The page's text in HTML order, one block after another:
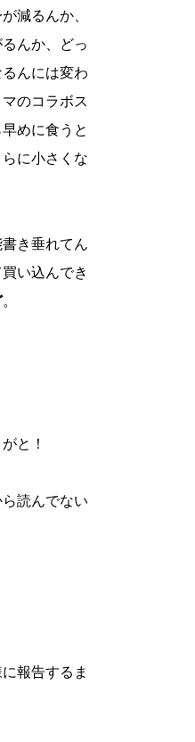
減るんか、
んか、どっ
んには変わ
のコラボス
めに食うと
に小さくな
き垂れてん
い込んでき
。
と！
読んでない
報告するま